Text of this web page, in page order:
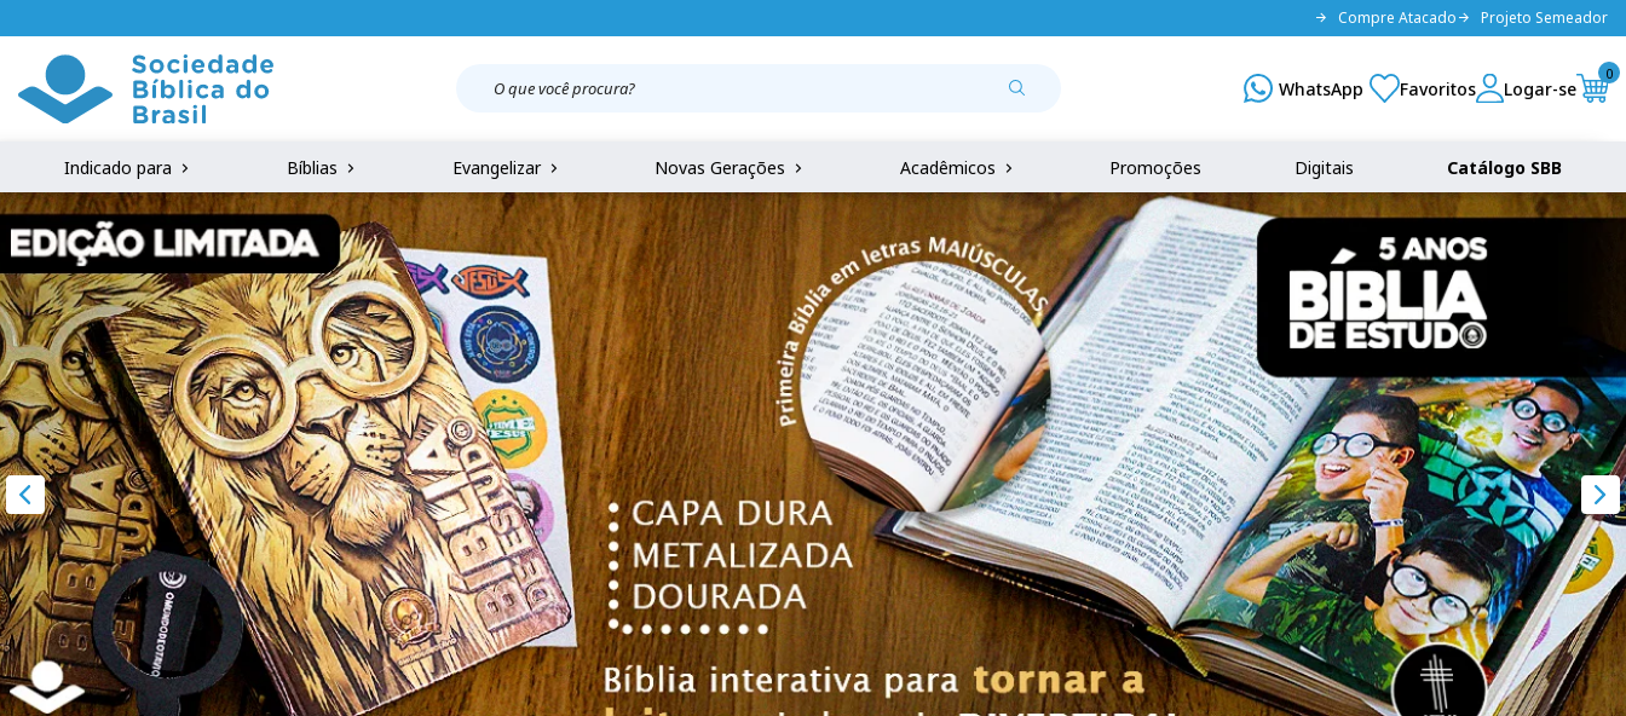
Compre Atacado Projeto Semeador
0
Indicado para Bíblias Evangelizar Novas Gerações Acadêmicos Promoções Digitais Catálogo SBB